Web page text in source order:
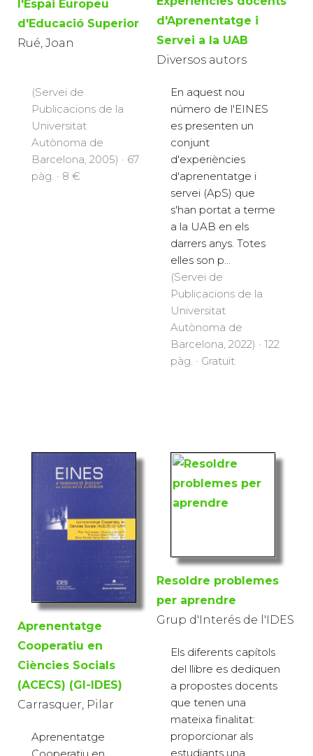
l'Espai Europeu
d'Educació Superior
Rué, Joan
(Servei de
Publicacions de la
Universitat
Autònoma de
Barcelona, 2005) · 67
pàg. · 8 €
d'Aprenentatge i
Servei a la UAB
Diversos autors
En aquest nou
número de l'EINES
es presenten un
conjunt
d'experiències
d'aprenentatge i
servei (ApS) que
s'han portat a terme
a la UAB en els
darrers anys. Totes
elles son p...
(Servei de
Publicacions de la
Universitat
Autònoma de
Barcelona, 2022) · 122
pàg. · Gratuït
Aprenentatge
Cooperatiu en
Ciències Socials
(ACECS) (GI-IDES)
Carrasquer, Pilar
Aprenentatge
Cooperatiu en
Resoldre problemes
per aprendre
Grup d'Interés de l'IDES
Els diferents capítols
del llibre es dediquen
a propostes docents
que tenen una
mateixa finalitat:
proporcionar als
estudiants una